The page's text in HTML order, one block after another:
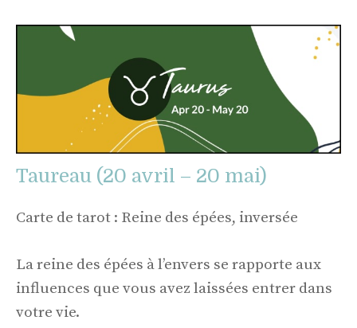
Taureau (20 avril – 20 mai)
Carte de tarot : Reine des épées, inversée
La reine des épées à l’envers se rapporte aux
influences que vous avez laissées entrer dans
votre vie.